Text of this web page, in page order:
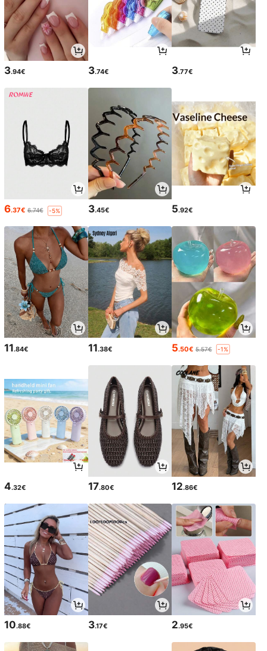
3.94€ 3.74€ 3.77€
6.37€ 6.74€ -5% 3.45€ 5.92€
11.84€ 11.38€ 5.50€ 5.57€ -1%
4.32€ 17.80€ 12.86€
10.88€ 3.17€ 2.95€